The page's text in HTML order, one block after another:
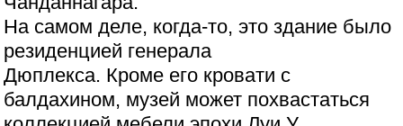
На самом деле, когда-то, это здание было
резиденцией генерала
Дюплекса. Кроме его кровати с
балдахином, музей может похвастаться